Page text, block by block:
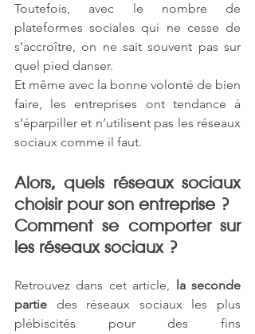
Toutefois, avec le nombre de
plateformes sociales qui ne cesse de
s’accroître, on ne sait souvent pas sur
quel pied danser.
Et même avec la bonne volonté de bien
faire, les entreprises ont tendance à
s’éparpiller et n’utilisent pas les réseaux
sociaux comme il faut.
Alors, quels réseaux sociaux
choisir pour son entreprise ?
Comment se comporter sur
les réseaux sociaux ?
Retrouvez dans cet article, la seconde
partie des réseaux sociaux les plus
plébiscités pour des fins